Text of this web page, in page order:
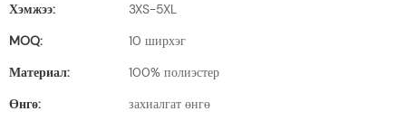
Хэмжээ:
3XS-5XL
MOQ:
10 ширхэг
Материал:
100% полиэстер
Өнгө:
захиалгат өнгө